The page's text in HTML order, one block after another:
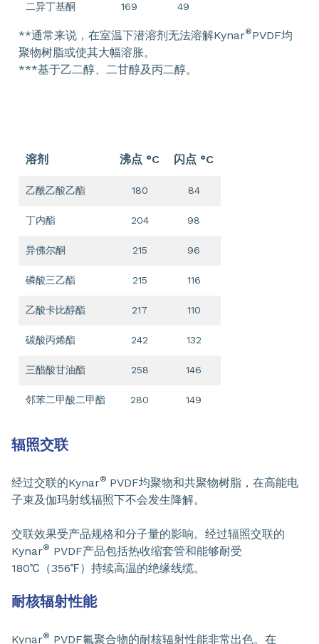
二异丁基酮 169 49
**通常来说，在室温下潜溶剂无法溶解Kynar®PVDF均
聚物树脂或使其大幅溶胀。
***基于乙二醇、二甘醇及丙二醇。
溶剂 沸点 °C 闪点 °C
乙酰乙酸乙酯 180 84
丁内酯 204 98
异佛尔酮 215 96
磷酸三乙酯 215 116
乙酸卡比醇酯 217 110
碳酸丙烯酯 242 132
三醋酸甘油酯 258 146
邻苯二甲酸二甲酯 280 149
辐照交联
经过交联的Kynar® PVDF均聚物和共聚物树脂，在高能电
子束及伽玛射线辐照下不会发生降解。
交联效果受产品规格和分子量的影响。经过辐照交联的
Kynar® PVDF产品包括热收缩套管和能够耐受
180℃（356℉）持续高温的绝缘线缆。
耐核辐射性能
Kynar® PVDF氟聚合物的耐核辐射性能非常出色。在